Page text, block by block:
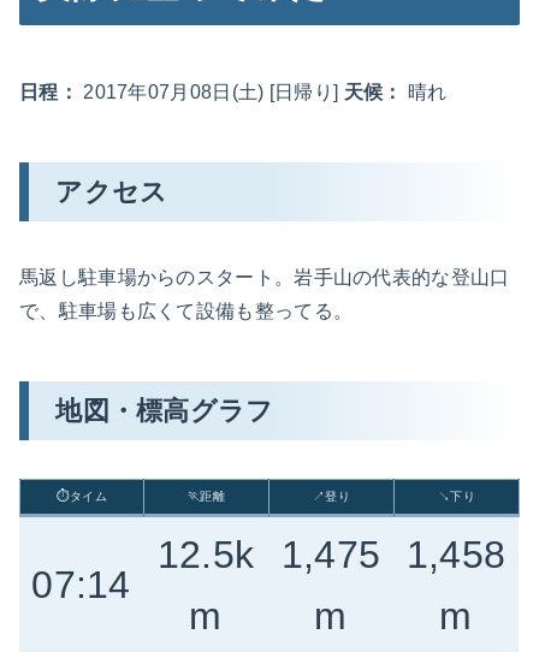
日程： 2017年07月08日(土) [日帰り] 天候： 晴れ
アクセス
馬返し駐車場からのスタート。岩手山の代表的な登山口
で、駐車場も広くて設備も整ってる。
地図・標高グラフ
⏱タイム 🏃距離 ↗登り ↘下り
07:14
12.5k
m
1,475
m
1,458
m